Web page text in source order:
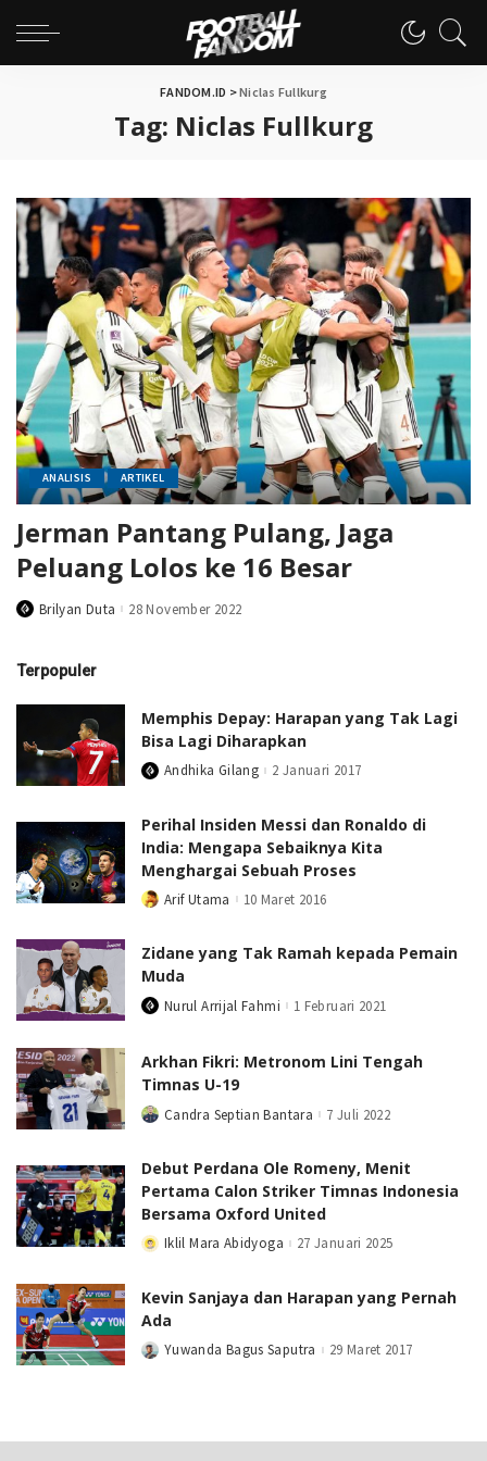
FANDOM.ID >Niclas Fullkurg
Tag: Niclas Fullkurg
ANALISIS ARTIKEL
Jerman Pantang Pulang, Jaga
Peluang Lolos ke 16 Besar
PostedBrilyan Duta 28 November 2022
Terpopuler
Memphis Depay: Harapan yang Tak Lagi
Bisa Lagi Diharapkan
PostedAndhika Gilang 2 Januari 2017
Perihal Insiden Messi dan Ronaldo di
India: Mengapa Sebaiknya Kita
Menghargai Sebuah Proses
PostedArif Utama 10 Maret 2016
Zidane yang Tak Ramah kepada Pemain
Muda
PostedNurul Arrijal Fahmi 1 Februari 2021
Arkhan Fikri: Metronom Lini Tengah
Timnas U-19
PostedCandra Septian Bantara 7 Juli 2022
Debut Perdana Ole Romeny, Menit
Pertama Calon Striker Timnas Indonesia
Bersama Oxford United
PostedIklil Mara Abidyoga 27 Januari 2025
Kevin Sanjaya dan Harapan yang Pernah
Ada
PostedYuwanda Bagus Saputra 29 Maret 2017